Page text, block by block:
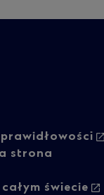
strona
świecie